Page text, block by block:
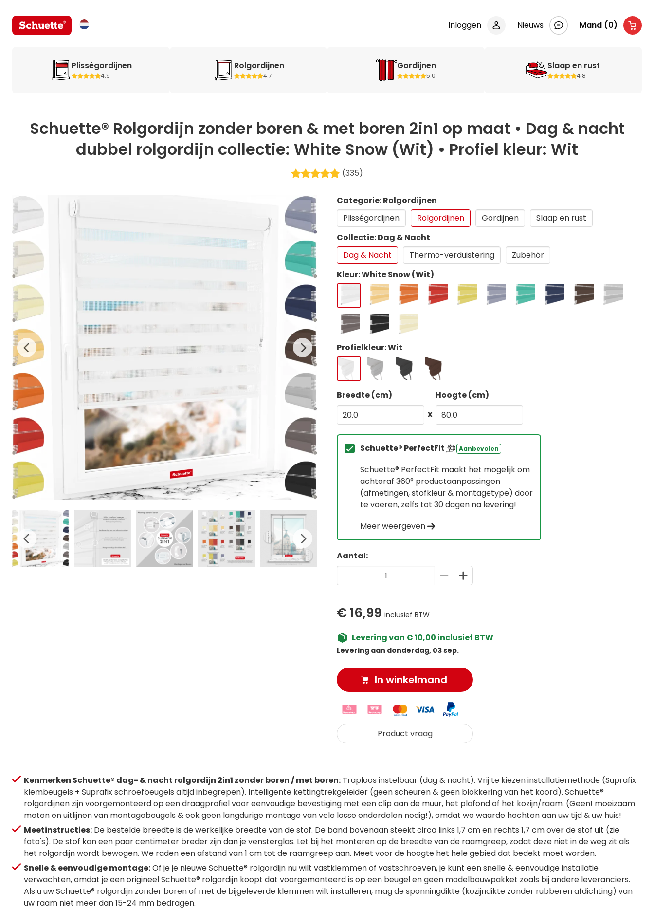
Inloggen Nieuws Mand (0)
Plisségordijnen
4.9
Rolgordijnen
4.7
Gordijnen
5.0
Slaap en rust
4.8
Schuette® Rolgordijn zonder boren & met boren 2in1 op maat • Dag & nacht
dubbel rolgordijn collectie: White Snow (Wit) • Profiel kleur: Wit
(335)
Categorie: Rolgordijnen
Plisségordijnen
Rolgordijnen Gordijnen
Slaap en rust
Collectie: Dag & Nacht
Dag & Nacht
Thermo-verduistering
Zubehör
Kleur: White Snow (Wit)
Profielkleur: Wit
Breedte (cm)
X
Hoogte (cm)
Schuette® PerfectFit Aanbevolen
Schuette® PerfectFit maakt het mogelijk om
achteraf 360° productaanpassingen
(afmetingen, stofkleur & montagetype) door
te voeren, zelfs tot 30 dagen na levering!
Meer weergeven
Aantal:
€ 16,99 inclusief BTW
Levering van € 10,00 inclusief BTW
Levering aan donderdag, 03 sep.
In winkelmand
Product vraag
Kenmerken Schuette® dag- & nacht rolgordijn 2in1 zonder boren / met boren: Traploos instelbaar (dag & nacht). Vrij te kiezen installatiemethode (Suprafix
klembeugels + Suprafix schroefbeugels altijd inbegrepen). Intelligente kettingtrekgeleider (geen scheuren & geen blokkering van het koord). Schuette®
rolgordijnen zijn voorgemonteerd op een draagprofiel voor eenvoudige bevestiging met een clip aan de muur, het plafond of het kozijn/raam. (Geen! moeizaam
meten en uitlijnen van montagebeugels & ook geen langdurige montage van vele losse onderdelen nodig!), omdat we waarde hechten aan uw tijd & uw huis!
Meetinstructies: De bestelde breedte is de werkelijke breedte van de stof. De band bovenaan steekt circa links 1,7 cm en rechts 1,7 cm over de stof uit (zie
foto's). De stof kan een paar centimeter breder zijn dan je vensterglas. Let bij het monteren op de breedte van de raamgreep, zodat deze niet in de weg zit als
het rolgordijn wordt bewogen. We raden een afstand van 1 cm tot de raamgreep aan. Meet voor de hoogte het hele gebied dat bedekt moet worden.
Snelle & eenvoudige montage:Of je je nieuwe Schuette® rolgordijn nu wilt vastklemmen of vastschroeven, je kunt een snelle & eenvoudige installatie
verwachten, omdat je een origineel Schuette® rolgordijn koopt dat voorgemonteerd is op een beugel en geen modelbouwpakket zoals bij andere leveranciers.
Als u uw Schuette® rolgordijn zonder boren of met de bijgeleverde klemmen wilt installeren, mag de sponningdikte (kozijndikte zonder rubberen afdichting) van
uw raam niet meer dan 15-24 mm bedragen.